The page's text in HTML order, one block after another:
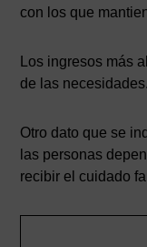
con los que
Los ingresos más
de las necesidades.
Otro dato que se
las personas
recibir el cuidado